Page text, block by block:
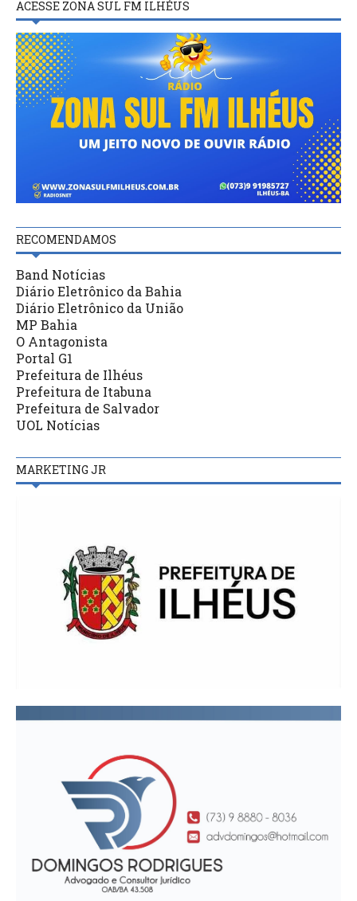
ACESSE ZONA SUL FM ILHÉUS
RECOMENDAMOS
Band Notícias
Diário Eletrônico da Bahia
Diário Eletrônico da União
MP Bahia
O Antagonista
Portal G1
Prefeitura de Ilhéus
Prefeitura de Itabuna
Prefeitura de Salvador
UOL Notícias
MARKETING JR